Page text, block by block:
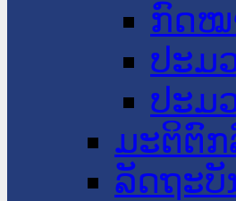
ກົດໝ
ປະມ
ປະມ
ມະຕິຕົກ
ລັດຖະບັ